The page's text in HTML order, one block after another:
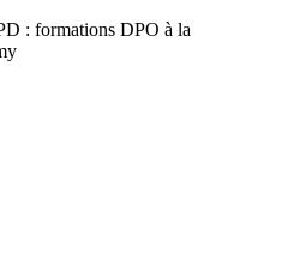
: formations DPO à la